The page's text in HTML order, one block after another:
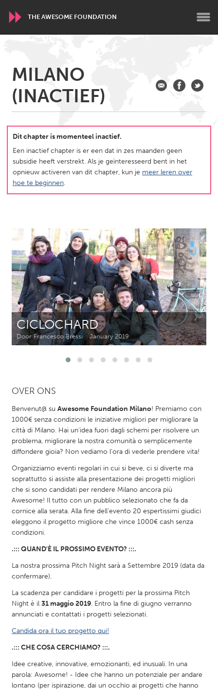
THE AWESOME FOUNDATION
Conservation and Climate
Dragon Dreaming
On the Water
Javakhk
Yerevan
AUSTRALIA
Adelaide
Fleurieu
Lake Mac
Lower Hunter
CANADA
Amherstburg
Kingston
Kitchener-Waterloo
New Glasgow
Newmarket
Ottawa
South Shore
Toronto
MALAYSIA
Kuala Lumpur
Leiden
Utrecht
QATAR
Qatar
SINGAPORE
UNITED KINGDOM
UNITED STATES
Baltimore, MD
Boston, MA
Burlingame-San Mateo, CA
Cass Clay
Chicago, IL
Cleveland, OH
Detroit, MI
Durham, NC
Gainesville, FL
Georgetown, MA
Gloucester, MA
Hamilton-Wenham, MA
MILANO
(INACTIEF)
Dit chapter is momenteel inactief.
Een inactief chapter is er een dat in zes maanden geen
subsidie heeft verstrekt. Als je geïnteresseerd bent in het
opnieuw activeren van dit chapter, kun je meer leren over
hoe te beginnen.
CICLOCHARD
Door Francesco Bressi January 2019
OVER ONS
Benvenut@ su Awesome Foundation Milano! Premiamo con
1000€ senza condizioni le iniziative migliori per migliorare la
città di Milano. Hai un'idea fuori dagli schemi per risolvere un
problema, migliorare la nostra comunità o semplicemente
diffondere gioia? Non vediamo l'ora di vederle prendere vita!
Organizziamo eventi regolari in cui si beve, ci si diverte ma
soprattutto si assiste alla presentazione dei progetti migliori
che si sono candidati per rendere Milano ancora più
Awesome! Il tutto con un pubblico selezionato che fa da
cornice alla serata. Alla fine dell’evento 20 espertissimi giudici
eleggono il progetto migliore che vince 1000€ cash senza
condizioni.
.::: QUAND'È IL PROSSIMO EVENTO? :::.
La nostra prossima Pitch Night sarà a Settembre 2019 (data da
confermare).
La scadenza per candidare i progetti per la prossima Pitch
Night è il 31 maggio 2019. Entro la fine di giugno verranno
annunciati e contattati i progetti selezionati.
Candida ora il tuo progetto qui!
.::: CHE COSA CERCHIAMO? :::.
Idee creative, innovative, emozionanti, ed inusuali. In una
parola: Awesome! - Idee che hanno un potenziale per andare
lontano (per ispirazione, dai un occhio ai progetti che hanno